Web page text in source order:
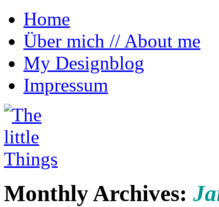
Home
Über mich // About me
My Designblog
Impressum
The little Things
~ Reiseblog von Anna Morena über
Monthly Archives: